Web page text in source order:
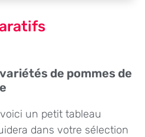
de pommes de
un petit tableau
dans votre sélection